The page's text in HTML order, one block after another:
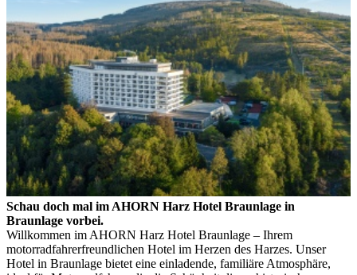
Schau doch mal im AHORN Harz Hotel Braunlage in
Braunlage vorbei.
Willkommen im AHORN Harz Hotel Braunlage – Ihrem
motorradfahrerfreundlichen Hotel im Herzen des Harzes. Unser
Hotel in Braunlage bietet eine einladende, familiäre Atmosphäre,